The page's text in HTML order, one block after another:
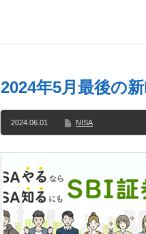
2024年5月最後の
2024.06.01 NISA